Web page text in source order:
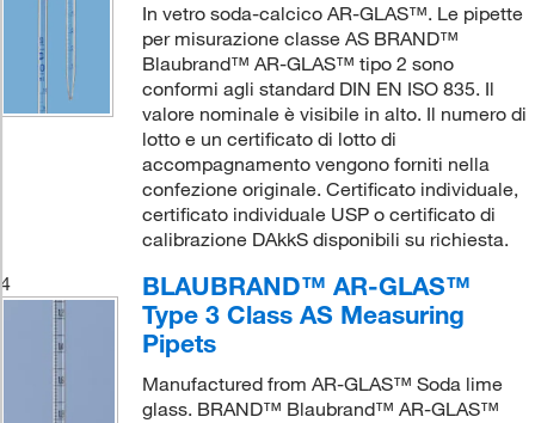
In vetro soda-calcico AR-GLAS™. Le pipette
per misurazione classe AS BRAND™
Blaubrand™ AR-GLAS™ tipo 2 sono
conformi agli standard DIN EN ISO 835. Il
valore nominale è visibile in alto. Il numero di
lotto e un certificato di lotto di
accompagnamento vengono forniti nella
confezione originale. Certificato individuale,
certificato individuale USP o certificato di
calibrazione DAkkS disponibili su richiesta.
4
BLAUBRAND™ AR-GLAS™
Type 3 Class AS Measuring
Pipets
Manufactured from AR-GLAS™ Soda lime
glass. BRAND™ Blaubrand™ AR-GLAS™